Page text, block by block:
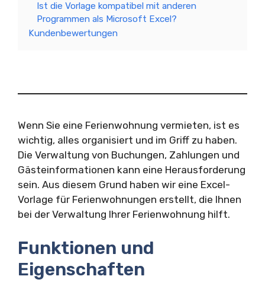
Ist die Vorlage kompatibel mit anderen
Programmen als Microsoft Excel?
Kundenbewertungen
Wenn Sie eine Ferienwohnung vermieten, ist es
wichtig, alles organisiert und im Griff zu haben.
Die Verwaltung von Buchungen, Zahlungen und
Gästeinformationen kann eine Herausforderung
sein. Aus diesem Grund haben wir eine Excel-
Vorlage für Ferienwohnungen erstellt, die Ihnen
bei der Verwaltung Ihrer Ferienwohnung hilft.
Funktionen und
Eigenschaften